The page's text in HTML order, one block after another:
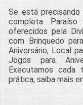
Se está
completa
oferecidos pela
com Brinquedo
Aniversário, Local
Jogos para
Executamos
prática, saiba mais